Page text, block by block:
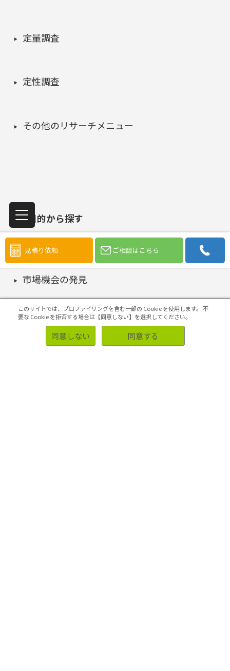
見積り依頼 ご相談はこちら
定量調査
定性調査
その他のリサーチメニュー
調査目的から探す
市場機会の発見
市場規模の把握・選定
このサイトでは、プロファイリングを含む一部の Cookie を使用します。 不
要な Cookie を拒否する場合は【同意しない】を選択してください。
同意しない 同意する